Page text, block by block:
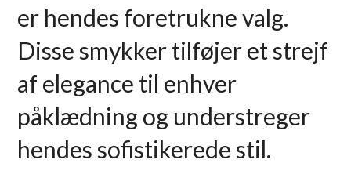
er hendes foretrukne valg.
Disse smykker tilføjer et strejf
af elegance til enhver
påklædning og understreger
hendes sofistikerede stil.